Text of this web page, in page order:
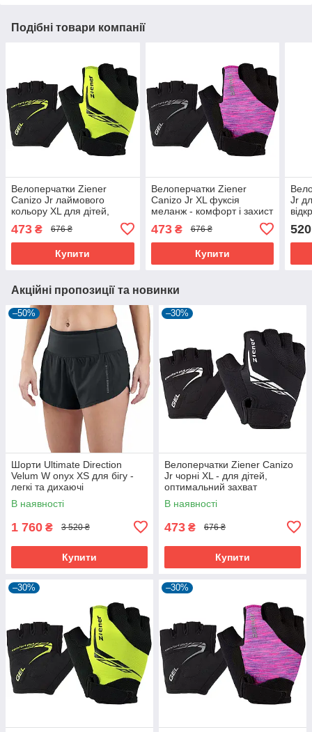
Подібні товари компанії
Велоперчатки Ziener
Canizo Jr лаймового
кольору XL для дітей,
473 ₴ 676 ₴
Купити
Велоперчатки Ziener
Canizo Jr XL фуксія
меланж - комфорт і захист
473₴ 676 ₴
Купити
Jr
520
Акційні пропозиції та новинки
–50%
Шорти Ultimate Direction
Velum W onyx XS для бігу -
легкі та дихаючі
В наявності
1 760 ₴ 3 520 ₴
Купити
–30%
Велоперчатки Ziener Canizo
Jr чорні XL - для дітей,
оптимальний захват
В наявності
473 ₴ 676 ₴
Купити
–30% –30%